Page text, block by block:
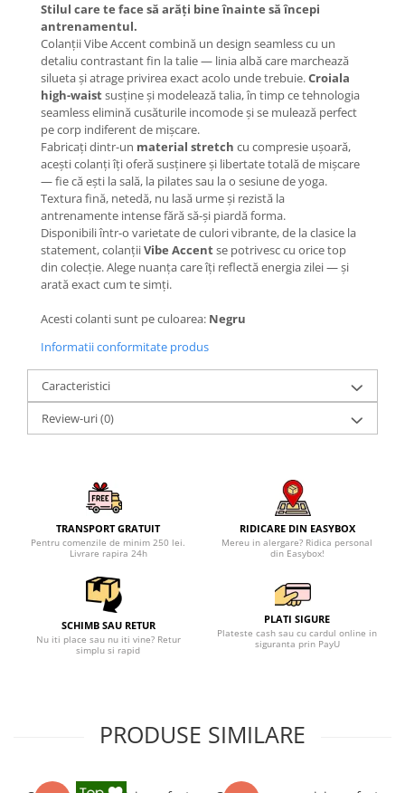
Stilul care te face să arăți bine înainte să începi
antrenamentul.
Colanții Vibe Accent combină un design seamless cu un
detaliu contrastant fin la talie — linia albă care marchează
silueta și atrage privirea exact acolo unde trebuie.Croiala
high-waistsusține și modelează talia, în timp ce tehnologia
seamless elimină cusăturile incomode și se mulează perfect
pe corp indiferent de mișcare.
Fabricați dintr-un material stretch cu compresie ușoară,
acești colanți îți oferă susținere și libertate totală de mișcare
— fie că ești la sală, la pilates sau la o sesiune de yoga.
Textura fină, netedă, nu lasă urme și rezistă la
antrenamente intense fără să-și piardă forma.
Disponibili într-o varietate de culori vibrante, de la clasice la
statement, colanțiiVibe Accentse potrivesc cu orice top
din colecție. Alege nuanța care îți reflectă energia zilei — și
arată exact cum te simți.
Acesti colanti sunt pe culoarea: Negru
Informatii conformitate produs
Caracteristici
Review-uri(0)
TRANSPORT GRATUIT
Pentru comenzile de minim 250 lei.
Livrare rapira 24h
RIDICARE DIN EASYBOX
Mereu in alergare? Ridica personal
din Easybox!
SCHIMB SAU RETUR
Nu iti place sau nu iti vine? Retur
simplu si rapid
PLATI SIGURE
Plateste cash sau cu cardul online in
siguranta prin PayU
PRODUSE SIMILARE